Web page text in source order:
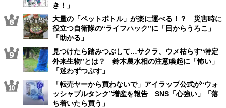
き！」
大量の「ペットボトル」が楽に運べる！？ 災害時に
役立つ自衛隊の“ライフハック”に「目からうろこ」
「助かる」
見つけたら踏みつぶして…サクラ、ウメ枯らす“特定
外来生物”とは？ 鈴木農水相の注意喚起に「怖い」
「迷わずつぶす」
「転売ヤーから買わないで」アイラップ公式が“ウォ
ッシャブルタンク”増産を報告 SNS「心強い」「落
ち着いたら買う」